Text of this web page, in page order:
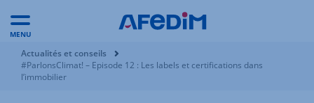
MENU
Vous êtes ici:
Actualités et conseils
#ParlonsClimat! – Episode 12 : Les labels et certifications dans
l’immobilier